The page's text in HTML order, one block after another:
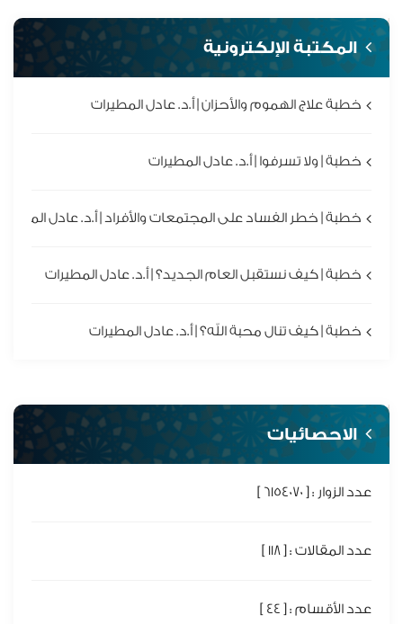
المكتبة الإلكترونية
خطبة علاج الهموم والأحزان | أ.د. عادل المطيرات
خطبة | ولا تسرفوا | أ.د. عادل المطيرات
خطبة | خطر الفساد على المجتمعات والأفراد | أ.د. عادل
خطبة | كيف نستقبل العام الجديد؟ | أ.د. عادل المطيرات
خطبة | كيف تنال محبة الله؟ | أ.د. عادل المطيرات
الاحصائيات
عدد الزوار : [ 6154070 ]
عدد المقالات : [ 118 ]
عدد الأقسام : [ 44 ]